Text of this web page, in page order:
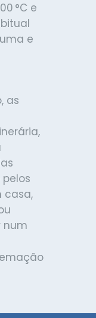
°C e
e
as
casa,
num